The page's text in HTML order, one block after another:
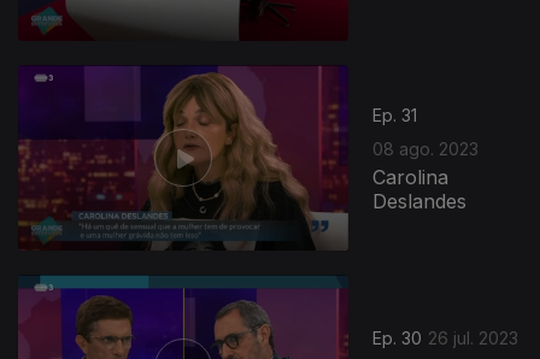
Ep. 31
08 ago. 2023
Carolina
Deslandes
Ep. 30 26 jul. 2023
706125